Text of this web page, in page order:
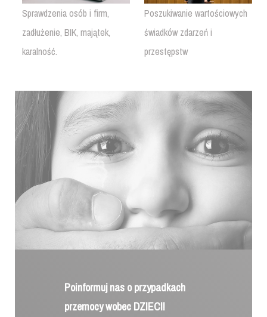
Sprawdzenia osób i firm,
zadłużenie, BIK, majątek,
karalność.
Poszukiwanie wartościowych
świadków zdarzeń i
przestępstw
Poinformuj nas o przypadkach
przemocy wobec DZIECI!